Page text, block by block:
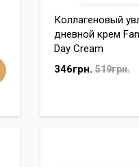
Коллагеновый
дневной крем
Day Cream
346грн. 519грн.